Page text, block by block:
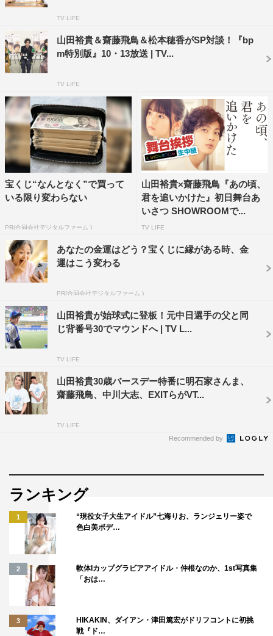
女優業を続けていくかと聞かれると「お芝居の楽しさは
分かりましたが、そんなことを言えるレベルではないの
で。でもこれからも挑戦していければいいなと思います。
ていることを笑顔で聞いていてくださったり、今日のため
にいろいろ調べてきてくださったり。台湾は2度目です
が、今回は台湾版を見ているので、ここはあのシーンを撮
った場所だとテンションが上がりました。映画が好きなん
ですけど、恋愛ものを見る習慣が本当になくて……。最初
は大丈夫かなと少し心配でした。でもこの映画を演じてみ
て、嫌な感じのしない恋愛ものもあるんだなと、これから
は恋愛ものも見てみたいと思います（笑）」と語った。
最後に、長谷川康夫監督が「この2人をはじめとする7人
の若者の物語です。彼らキャストやスタッフたちに支えら
れた撮影でした。日本での撮影最終日にはコー監督が台湾
のお土産を抱えて現場を訪ねてくださり、皆、感激しまし
た。オリジナルへのリスペクトを込めて同じカット割りに
したシーンも少なくありませんので、日本版だけではなく
両作を見比べて頂けたら幸いです。この映画が日本と台湾
の皆さんに楽しんで頂き、万が一にも両国の文化交流に貢
献できたならとてもうれしく思います」を熱いを思いを伝
えた。
監督：長谷川康夫
脚本：飯田健三郎／谷間月 栞
原作：九把刀「那些年，我們一起追的女孩」
出演：山田裕貴 齋藤飛鳥／松本穂香 佐久本 宝 國島直希
中田圭祐 遊佐亮介
製作：『あの頃、君を追いかけた』フィルムパートナーズ
配給：キノフィルムズ
＜STORY＞
「男子って幼稚でバカみたい」、「女子って分かんね
TV LIFE
山田裕貴＆齋藤飛鳥＆松本穂香がSP対談！『bp
m特別版』10・13放送 | TV...
TV LIFE
宝くじ“なんとなく”で買って
いる限り変わらない
PR(合同会社デジタルファーム )
山田裕貴×齋藤飛鳥『あの頃、
君を追いかけた』初日舞台あ
いさつ SHOWROOMで...
TV LIFE
あなたの金運はどう？宝くじに縁がある時、金
運はこう変わる
PR(合同会社デジタルファーム )
山田裕貴が始球式に登板！元中日選手の父と同
じ背番号30でマウンドへ | TV L...
TV LIFE
山田裕貴30歳バースデー特番に明石家さんま、
齋藤飛鳥、中川大志、EXITらがVT...
TV LIFE
Recommended by
ランキング
1
“現役女子大生アイドル”七海りお、ランジェリー姿で
色白美ボデ…
2
軟体Iカップグラビアアイドル・仲根なのか、1st写真集
「おは…
3
HIKAKIN、ダイアン・津田篤宏がドリフコントに初挑
戦『ド…